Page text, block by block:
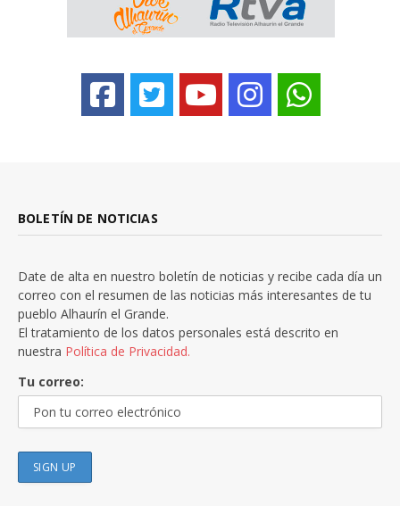
BOLETÍN DE NOTICIAS
Date de alta en nuestro boletín de noticias y recibe cada día un
correo con el resumen de las noticias más interesantes de tu
pueblo Alhaurín el Grande.
El tratamiento de los datos personales está descrito en
nuestra Política de Privacidad.
Tu correo: